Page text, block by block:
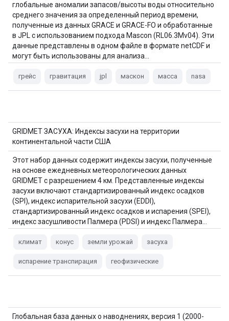
глобальные аномалии запасов/высоты воды относительно
среднего значения за определенный период времени,
полученные из данных GRACE и GRACE-FO и обработанные
в JPL с использованием подхода Mascon (RL06.3Mv04). Эти
данные представлены в одном файле в формате netCDF и
могут быть использованы для анализа…
грейс гравитация jpl маскон масса nasa
GRIDMET ЗАСУХА: Индексы засухи на территории
континентальной части США
Этот набор данных содержит индексы засухи, полученные
на основе ежедневных метеорологических данных
GRIDMET с разрешением 4 км. Представленные индексы
засухи включают стандартизированный индекс осадков
(SPI), индекс испарительной засухи (EDDI),
стандартизированный индекс осадков и испарения (SPEI),
индекс засушливости Палмера (PDSI) и индекс Палмера…
климат конус земли урожай засуха
испарение транспирация геофизические
Глобальная база данных о наводнениях, версия 1 (2000-